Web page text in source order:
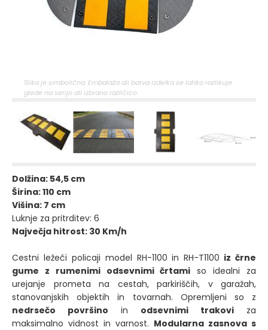
Slika je simbolična. Embalaža ali barva izdelka se lahko razlikuje
glede na serijo ali izbrano različico.
Dolžina: 54,5 cm
Širina: 110 cm
Višina: 7 cm
Luknje za pritrditev: 6
Največja hitrost: 30 Km/h
Cestni ležeči policaji model RH-1100 in RH-T1100 iz črne
gume z rumenimi odsevnimi črtami so idealni za
urejanje prometa na cestah, parkiriščih, v garažah,
stanovanjskih objektih in tovarnah. Opremljeni so z
nedrsečo površino in odsevnimi trakovi za
maksimalno vidnost in varnost. Modularna zasnova s